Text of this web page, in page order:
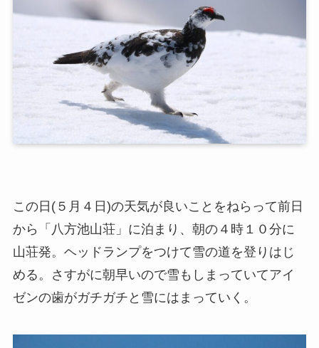
この日(５月４日)の天気が良いことをねらって前日
から「八方池山荘」に泊まり、朝の４時１０分に
山荘発。ヘッドランプをつけて雪の道を登りはじ
める。さすがに朝早いので雪もしまっていてアイ
ゼンの歯がガチガチと雪にはまっていく。